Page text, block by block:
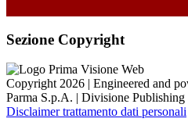
Sezione Copyright
Copyright 2026 | Engineered and
Parma S.p.A. | Divisione
Disclaimer trattamento dati personali